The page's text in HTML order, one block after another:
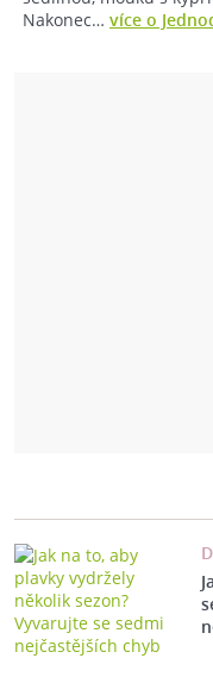
Nakonec… více o